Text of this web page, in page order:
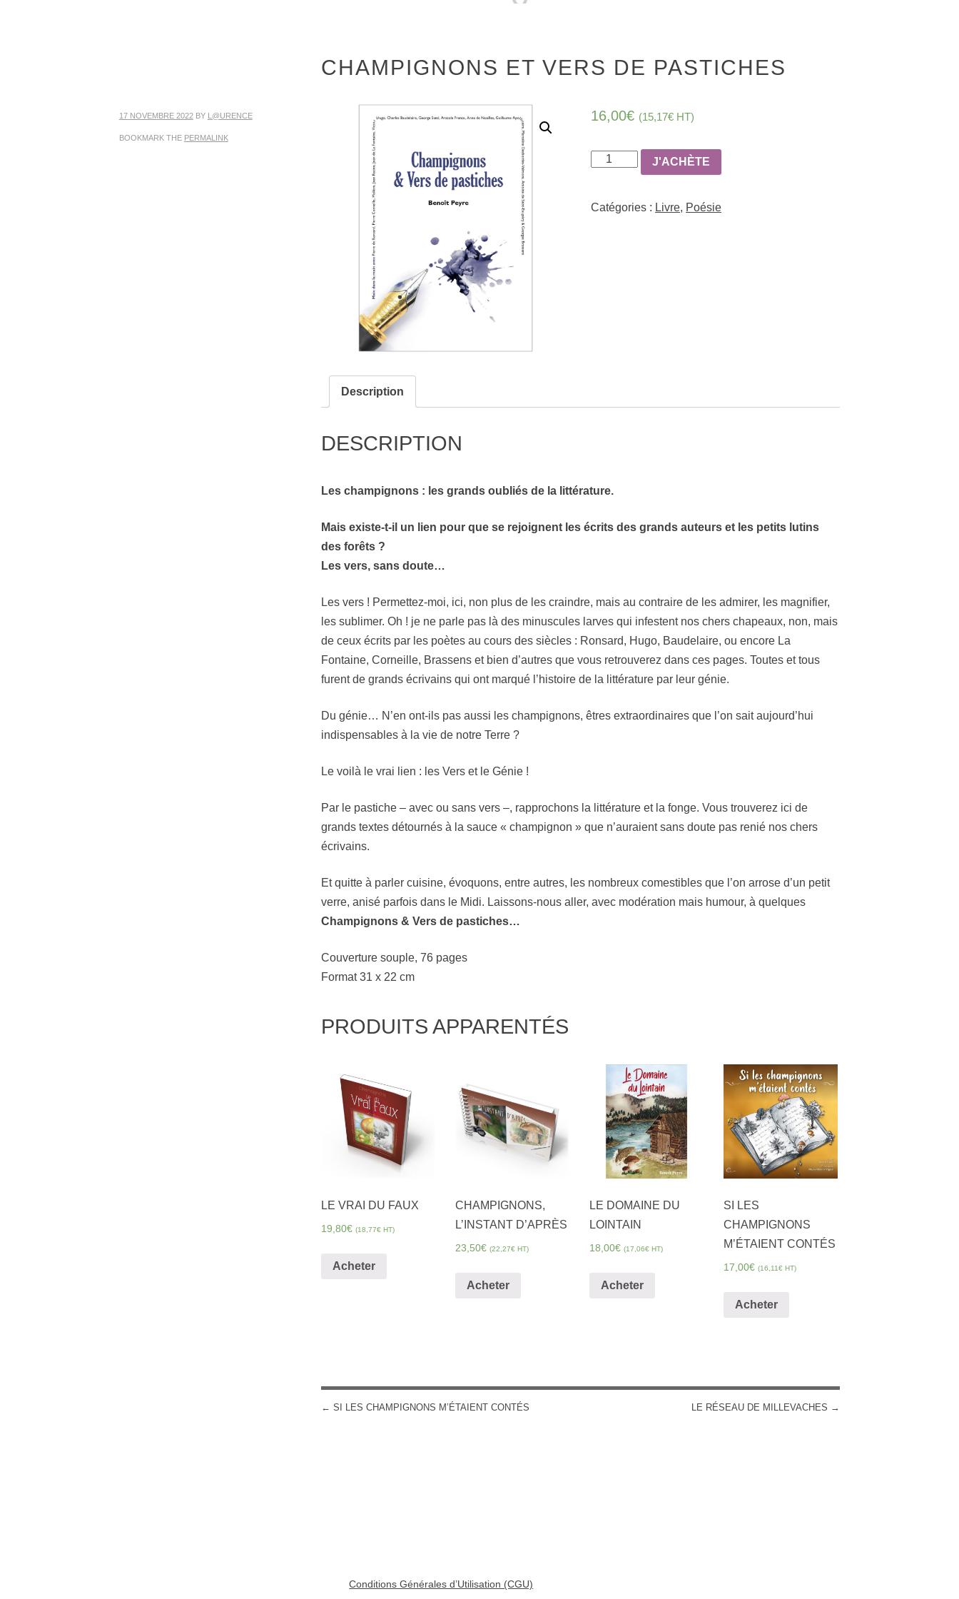
CHAMPIGNONS ET VERS DE PASTICHES
17 NOVEMBRE 2022BY L@URENCE
BOOKMARK THE PERMALINK
16,00€ (15,17€ HT)
quantité
J'ACHÈTE
Catégories : Livre, Poésie
Description
DESCRIPTION
Les champignons : les grands oubliés de la littérature.
Mais existe-t-il un lien pour que se rejoignent les écrits des grands auteurs et les petits lutins
des forêts ?
Les vers, sans doute…
Les vers ! Permettez-moi, ici, non plus de les craindre, mais au contraire de les admirer, les magnifier,
les sublimer. Oh ! je ne parle pas là des minuscules larves qui infestent nos chers chapeaux, non, mais
de ceux écrits par les poètes au cours des siècles : Ronsard, Hugo, Baudelaire, ou encore La
Fontaine, Corneille, Brassens et bien d’autres que vous retrouverez dans ces pages. Toutes et tous
furent de grands écrivains qui ont marqué l’histoire de la littérature par leur génie.
Du génie… N’en ont-ils pas aussi les champignons, êtres extraordinaires que l’on sait aujourd’hui
indispensables à la vie de notre Terre ?
Le voilà le vrai lien : les Vers et le Génie !
Par le pastiche – avec ou sans vers –, rapprochons la littérature et la fonge. Vous trouverez ici de
grands textes détournés à la sauce « champignon » que n’auraient sans doute pas renié nos chers
écrivains.
Et quitte à parler cuisine, évoquons, entre autres, les nombreux comestibles que l’on arrose d’un petit
verre, anisé parfois dans le Midi. Laissons-nous aller, avec modération mais humour, à quelques
Champignons & Vers de pastiches…
Couverture souple, 76 pages
Format 31 x 22 cm
PRODUITS APPARENTÉS
LE VRAI DU FAUX
19,80€ (18,77€HT)
Acheter
CHAMPIGNONS,
L’INSTANT D’APRÈS
23,50€ (22,27€HT)
Acheter
LE DOMAINE DU
LOINTAIN
18,00€ (17,06€HT)
Acheter
SI LES
CHAMPIGNONS
M’ÉTAIENT CONTÉS
17,00€ (16,11€HT)
Acheter
POST NAVIGATION
← SI LES CHAMPIGNONS M’ÉTAIENT CONTÉS LE RÉSEAU DE MILLEVACHES →
Conditions Générales d’Utilisation (CGU)